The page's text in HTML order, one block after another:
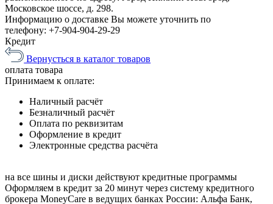
Московское шоссе, д. 298.
Информацию о доставке Вы можете уточнить по
телефону: +7-904-904-29-29
Кредит
Вернусться в каталог товаров
оплата товара
Принимаем к оплате:
Наличный расчёт
Безналичный расчёт
Оплата по реквизитам
Оформление в кредит
Электронные средства расчёта
на все шины и диски действуют кредитные программы
Оформляем в кредит за 20 минут через систему кредитного
брокера MoneyCare в ведущих банках России: Альфа Банк,